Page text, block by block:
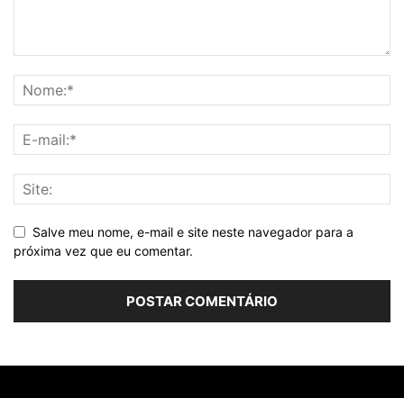
Salve meu nome, e-mail e site neste navegador para a
próxima vez que eu comentar.